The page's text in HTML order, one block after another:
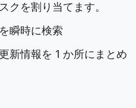
クを割り当てます。
瞬時に検索
新情報を 1 か所にまとめ